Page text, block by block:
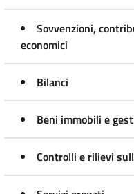
Sovvenzioni,
economici
Bilanci
Beni immobili e
Controlli e rilievi